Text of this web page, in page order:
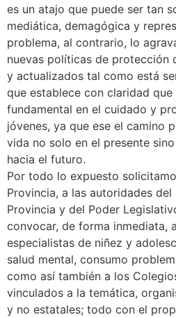
es un atajo que puede ser tan
mediática, demagógica y
problema, al contrario, lo
nuevas políticas de protección
y actualizados tal como está
que establece con claridad
fundamental en el cuidado y
jóvenes, ya que ese el camino
vida no solo en el presente
hacia el futuro.
Por todo lo expuesto
Provincia, a las autoridades
Provincia y del Poder
convocar, de forma inmediata,
especialistas de niñez y
salud mental, consumo
como así también a los
vinculados a la temática,
y no estatales; todo con el